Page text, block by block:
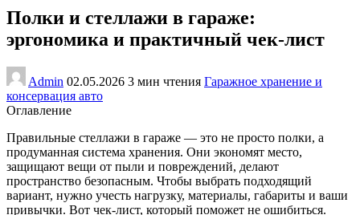
Полки и стеллажи в гараже:
эргономика и практичный чек-лист
Admin 02.05.2026 3 мин чтения Гаражное хранение и
консервация авто
Оглавление
Правильные стеллажи в гараже — это не просто полки, а
продуманная система хранения. Они экономят место,
защищают вещи от пыли и повреждений, делают
пространство безопасным. Чтобы выбрать подходящий
вариант, нужно учесть нагрузку, материалы, габариты и ваши
привычки. Вот чек-лист, который поможет не ошибиться.